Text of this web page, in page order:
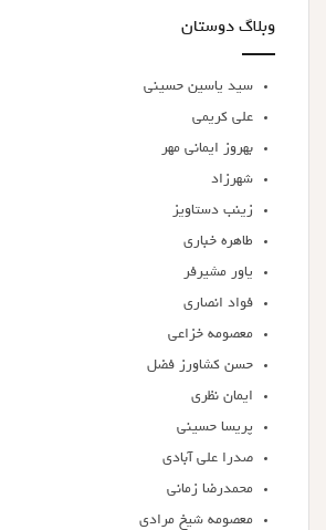
وبلاگ دوستان
سید یاسین حسینی
علی کریمی
بهروز ایمانی مهر
شهرزاد
زینب دستاویز
طاهره خباری
یاور مشیرفر
فواد انصاری
معصومه خزاعی
حسن کشاورز فضل
ایمان نظری
پریسا حسینی
صدرا علی آبادی
محمدرضا زمانی
معصومه شیخ مرادی